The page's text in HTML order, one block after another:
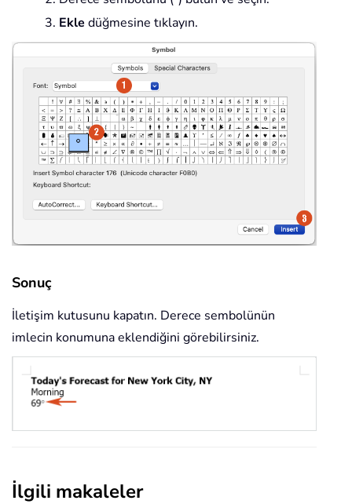
Ekle düğmesine tıklayın.
Sonuç
İletişim kutusunu kapatın. Derece sembolünün
imlecin konumuna eklendiğini görebilirsiniz.
İlgili makaleler